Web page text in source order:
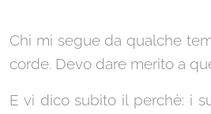
Chi mi segue da qualche
corde. Devo dare merito a
E vi dico subito il perchè: i